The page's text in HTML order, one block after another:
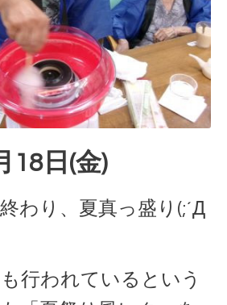
18日(金)
わり、夏真っ盛り(;´Д
行われているという